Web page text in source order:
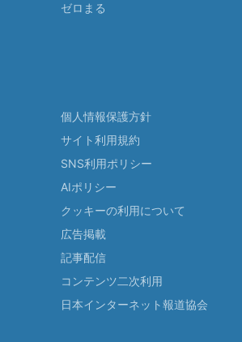
ゼロまる
個人情報保護方針
サイト利用規約
SNS利用ポリシー
AIポリシー
クッキーの利用について
広告掲載
記事配信
コンテンツ二次利用
日本インターネット報道協会